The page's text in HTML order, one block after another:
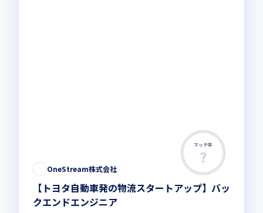
マッチ率
OneStream株式会社
【トヨタ自動車発の物流スタートアップ】バッ
クエンドエンジニア